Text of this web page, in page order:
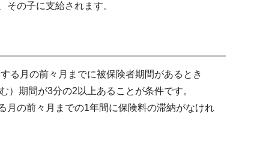
その子に支給されます。
る月の前々月までに被保険者期間があるとき
）期間が3分の2以上あることが条件です。
の前々月までの1年間に保険料の滞納がなけれ